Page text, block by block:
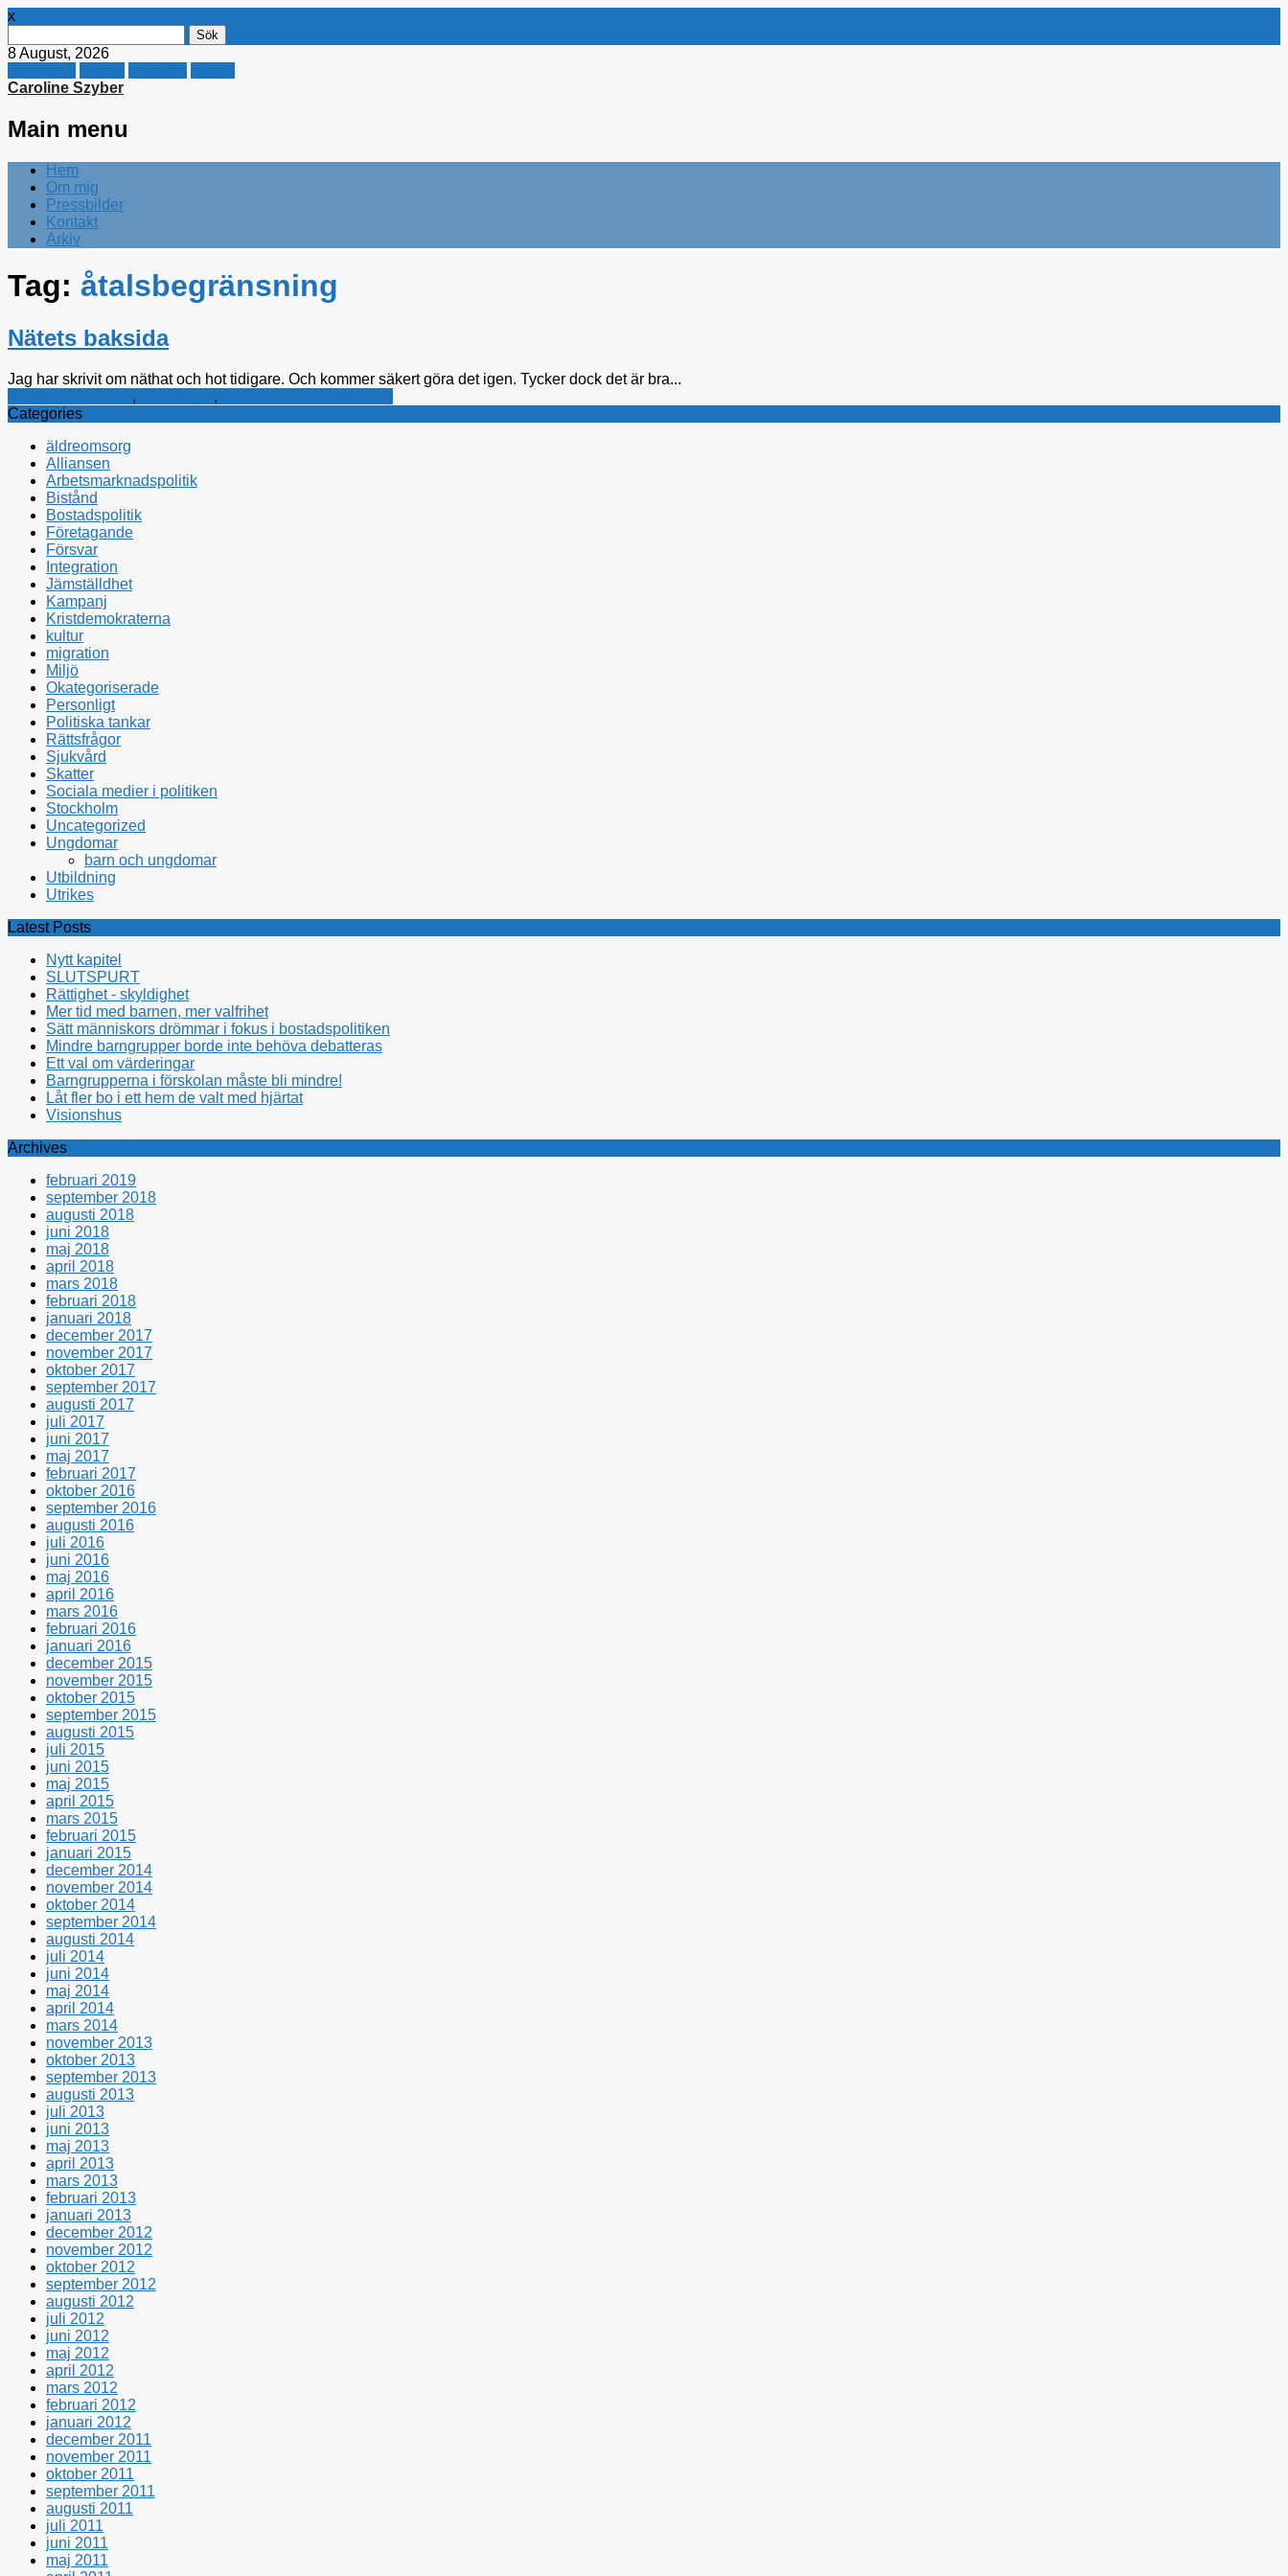
x
efter:
8 August, 2026
Caroline Szyber
Main menu
Skip
content
Hem
Om mig
Pressbilder
Kontakt
Arkiv
Tag: åtalsbegränsning
Nätets baksida
Jag har skrivit om näthat och hot tidigare. Och kommer säkert göra det igen. Tycker dock det är bra...
, ,
Categories
äldreomsorg
Alliansen
Arbetsmarknadspolitik
Bistånd
Bostadspolitik
Företagande
Försvar
Integration
Jämställdhet
Kampanj
Kristdemokraterna
kultur
migration
Miljö
Okategoriserade
Personligt
Politiska tankar
Rättsfrågor
Sjukvård
Skatter
Sociala medier i politiken
Stockholm
Uncategorized
Ungdomar
barn och ungdomar
Utbildning
Utrikes
Latest Posts
Nytt kapitel
SLUTSPURT
Rättighet - skyldighet
Mer tid med barnen, mer valfrihet
Sätt människors drömmar i fokus i bostadspolitiken
Mindre barngrupper borde inte behöva debatteras
Ett val om värderingar
Barngrupperna i förskolan måste bli mindre!
Låt fler bo i ett hem de valt med hjärtat
Visionshus
Archives
februari 2019
september 2018
augusti 2018
juni 2018
maj 2018
april 2018
mars 2018
februari 2018
januari 2018
december 2017
november 2017
oktober 2017
september 2017
augusti 2017
juli 2017
juni 2017
maj 2017
februari 2017
oktober 2016
september 2016
augusti 2016
juli 2016
juni 2016
maj 2016
april 2016
mars 2016
februari 2016
januari 2016
december 2015
november 2015
oktober 2015
september 2015
augusti 2015
juli 2015
juni 2015
maj 2015
april 2015
mars 2015
februari 2015
januari 2015
december 2014
november 2014
oktober 2014
september 2014
augusti 2014
juli 2014
juni 2014
maj 2014
april 2014
mars 2014
november 2013
oktober 2013
september 2013
augusti 2013
juli 2013
juni 2013
maj 2013
april 2013
mars 2013
februari 2013
januari 2013
december 2012
november 2012
oktober 2012
september 2012
augusti 2012
juli 2012
juni 2012
maj 2012
april 2012
mars 2012
februari 2012
januari 2012
december 2011
november 2011
oktober 2011
september 2011
augusti 2011
juli 2011
juni 2011
maj 2011